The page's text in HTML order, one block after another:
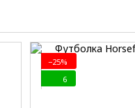
−25%
6